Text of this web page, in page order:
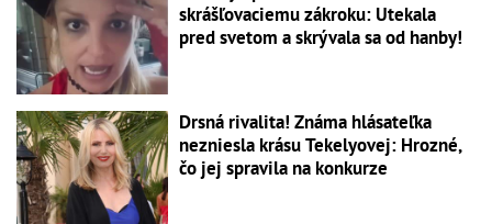
skrášľovaciemu zákroku: Utekala
pred svetom a skrývala sa od hanby!
Drsná rivalita! Známa hlásateľka
nezniesla krásu Tekelyovej: Hrozné,
čo jej spravila na konkurze